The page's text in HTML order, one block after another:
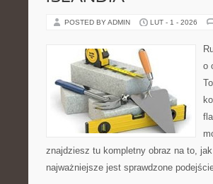
POSTED BY ADMIN LUT - 1 - 2026
o
znajdziesz tu kompletny obraz na to,
najważniejsze jest sprawdzone